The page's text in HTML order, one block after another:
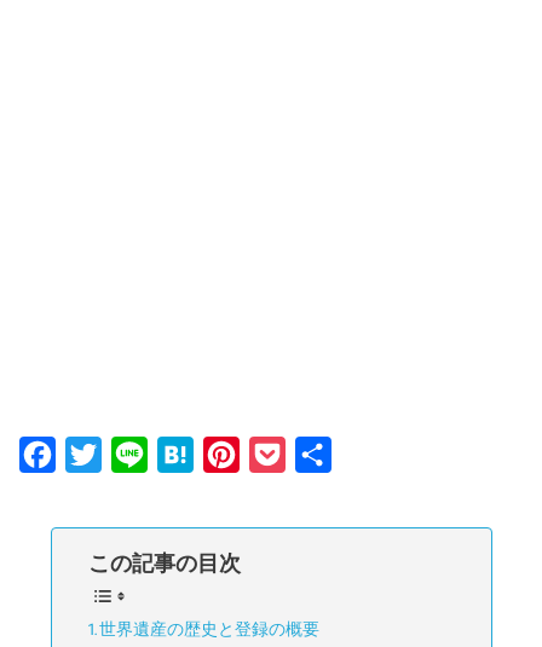
c
i
t
t
e
n
e
t
e
a
n
r
c
t
この記事の目次
世界遺産の歴史と登録の概要